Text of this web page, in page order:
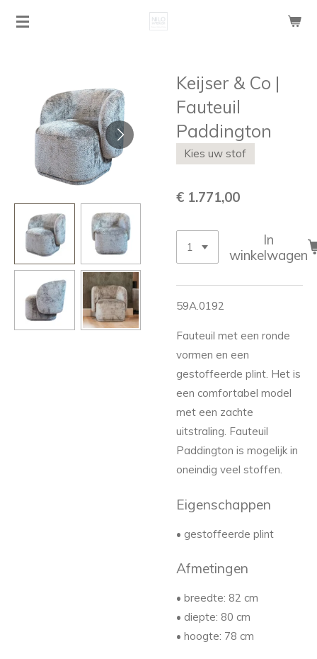
Ga
hoofdinhoud
Keijser & Co |
Fauteuil
Paddington
Kies uw stof
€ 1.771,00
In
winkelwagen
59A.0192
Fauteuil met een ronde
vormen en een
gestoffeerde plint. Het is
een comfortabel model
met een zachte
uitstraling. Fauteuil
Paddington is mogelijk in
oneindig veel stoffen.
Eigenschappen
• gestoffeerde plint
Afmetingen
• breedte: 82 cm
• diepte: 80 cm
• hoogte: 78 cm